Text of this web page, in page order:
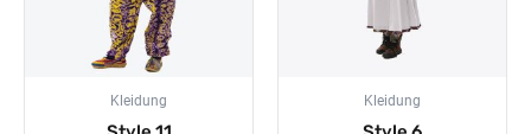
Kleidung Kleidung